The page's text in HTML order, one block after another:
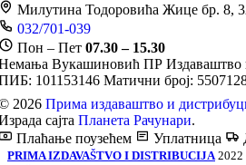
Милутина Тодоровића Жице бр. 8,
032/701-039
Пон – Пет 07.30 – 15.30
Вукашиновић ПР Издаваштво
101153146 Матични број:
2026 Прима издаваштво и
сајта Планета Рачунари.
Плаћање поузећем
Уплатница
PRIMA IZDAVAŠTVO I DISTRIBUCIJA 2022